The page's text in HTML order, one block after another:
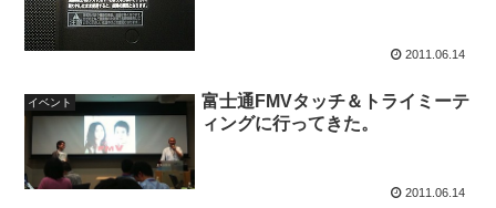
2011.06.14
イベント
富士通FMVタッチ＆トライミーテ
ィングに行ってきた。
2011.06.14